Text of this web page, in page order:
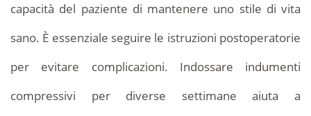
capacità del paziente di mantenere uno stile di vita
sano. È essenziale seguire le istruzioni postoperatorie
per evitare complicazioni. Indossare indumenti
compressivi per diverse settimane aiuta a